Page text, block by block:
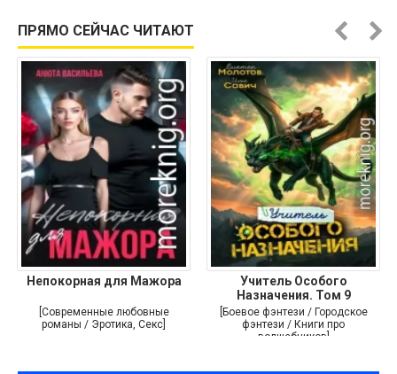
ПРЯМО СЕЙЧАС ЧИТАЮТ
Непокорная для Мажора
[Современные любовные
романы / Эротика, Секс]
Учитель Особого
Назначения. Том 9
[Боевое фэнтези / Городское
фэнтези / Книги про
волшебников]